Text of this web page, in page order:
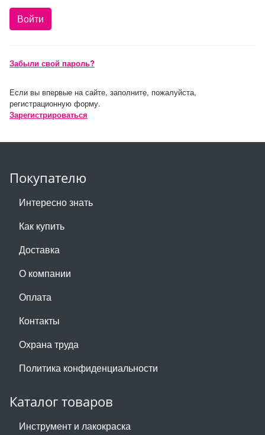
Забыли свой пароль?
Если вы впервые на сайте, заполните, пожалуйста,
регистрационную форму.
Зарегистрироваться
Покупателю
Интересно знать
Как купить
Доставка
О компании
Оплата
Контакты
Охрана труда
Политика конфиденциальности
Каталог товаров
Инструмент и лакокраска